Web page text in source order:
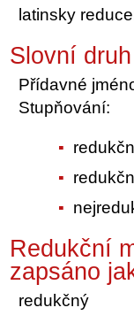
latinsky
Slovní druh
Přídavné
Stupňování:
Redukční
zapsáno
redukčný